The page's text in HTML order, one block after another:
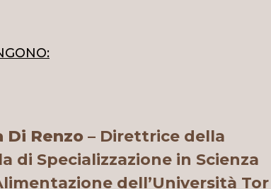
Di Renzo – Direttrice della
di Specializzazione in Scienza
dell’Università Tor